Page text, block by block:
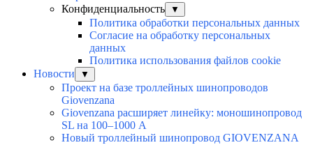
Конфиденциальность
▼
Политика обработки персональных данных
Согласие на обработку персональных
данных
Политика использования файлов cookie
Новости
▼
Проект на базе троллейных шинопроводов
Giovenzana
Giovenzana расширяет линейку: моношинопровод
SL на 100–1000 А
Новый троллейный шинопровод GIOVENZANA